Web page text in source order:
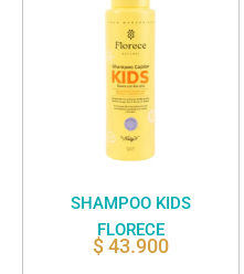
SHAMPOO KIDS
FLORECE
$43.900